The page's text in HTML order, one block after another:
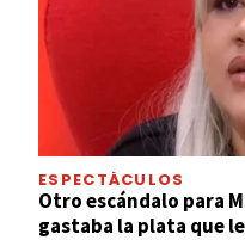
ESPECTÁCULOS
Otro escándalo para
gastaba la plata que